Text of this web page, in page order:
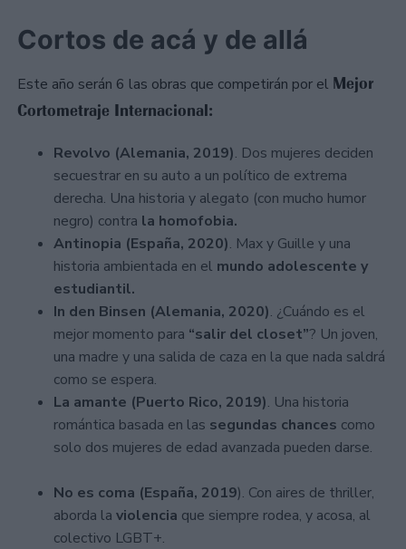
Cortos de acá y de allá
Este año serán 6 las obras que competirán por el Mejor
Cortometraje Internacional:
Revolvo (Alemania, 2019). Dos mujeres deciden
secuestrar en su auto a un político de extrema
derecha. Una historia y alegato (con mucho humor
negro) contra la homofobia.
Antinopia (España, 2020). Max y Guille y una
historia ambientada en el mundo adolescente y
estudiantil.
In den Binsen (Alemania, 2020). ¿Cuándo es el
mejor momento para “salir del closet”? Un joven,
una madre y una salida de caza en la que nada saldrá
como se espera.
La amante (Puerto Rico, 2019). Una historia
romántica basada en las segundas chances como
solo dos mujeres de edad avanzada pueden darse.
No es coma (España, 2019). Con aires de thriller,
aborda la violencia que siempre rodea, y acosa, al
colectivo LGBT+.